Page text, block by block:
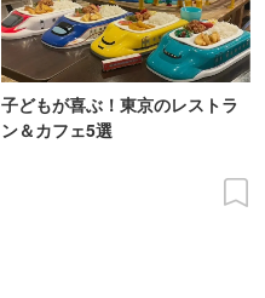
子どもが喜ぶ！東京のレストラ
ン＆カフェ5選